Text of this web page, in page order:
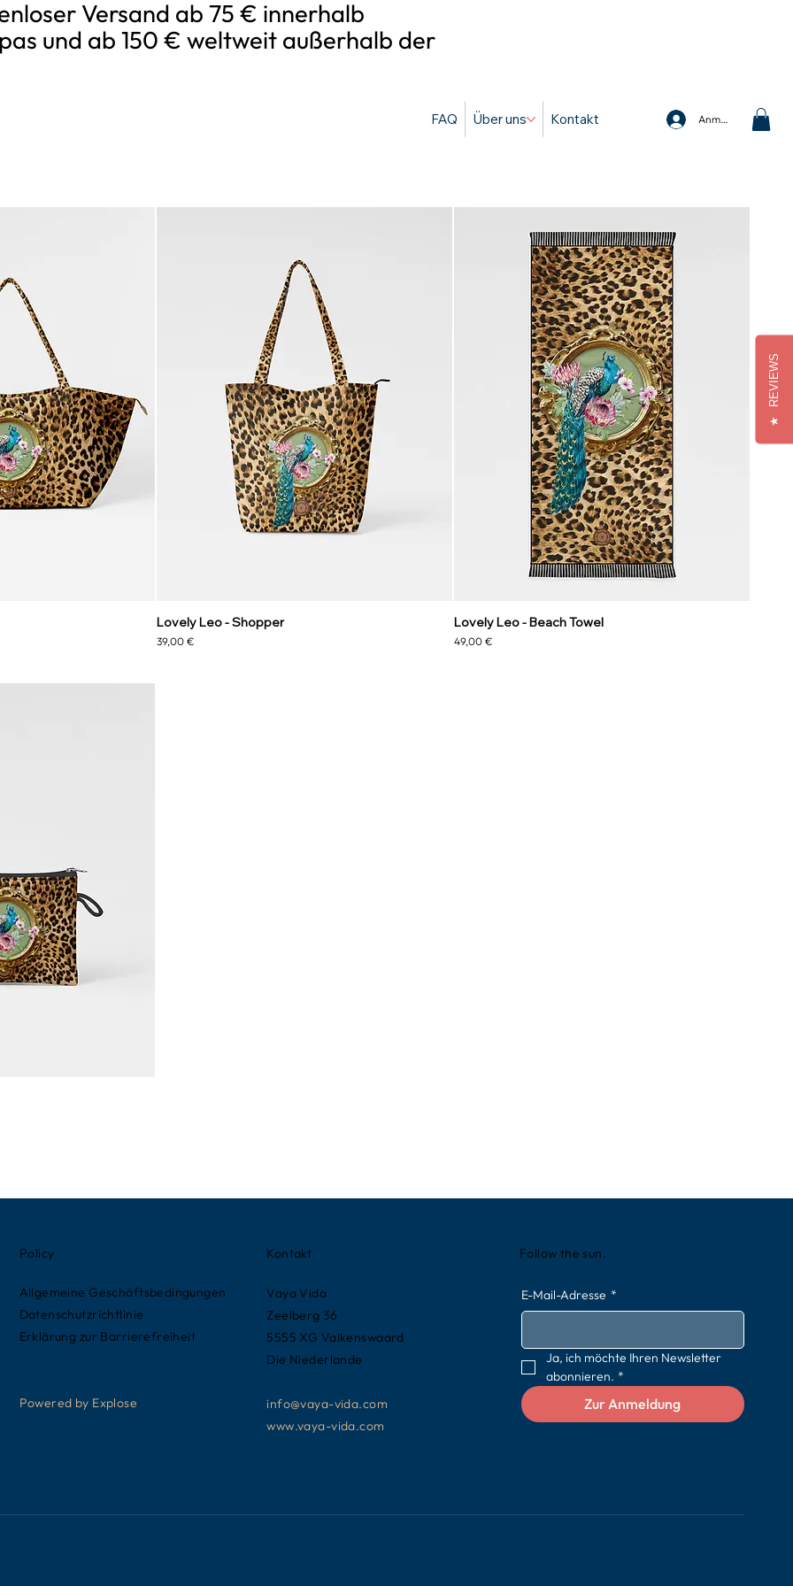
Anmelden
FAQ Über uns Kontakt
Versand ab 75 € innerhalb
und ab 150 € weltweit außerhalb der
Lovely Leo - Shopper
Preis
39,00 €
Lovely Leo - Beach Towel
Preis
49,00 €
Policy
Allgemeine Geschäftsbedingungen
Datenschutzrichtlinie
Erklärung zur Barrierefreiheit
Powered by Explose
Kontakt
Vaya Vida
Zeelberg 36
5555 XG Valkenswaard
Die Niederlande
info@vaya-vida.com
www.vaya-vida.com
Follow the sun.
E-Mail-Adresse *
Ja, ich möchte Ihren Newsletter
abonnieren. *
Zur Anmeldung
★
REVIEWS